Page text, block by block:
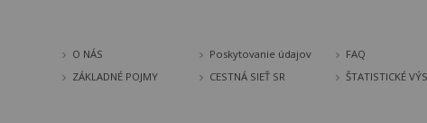
O NÁS Poskytovanie údajov FAQ
ZÁKLADNÉ POJMY
CESTNÁ SIEŤ SR ŠTATISTICKÉ